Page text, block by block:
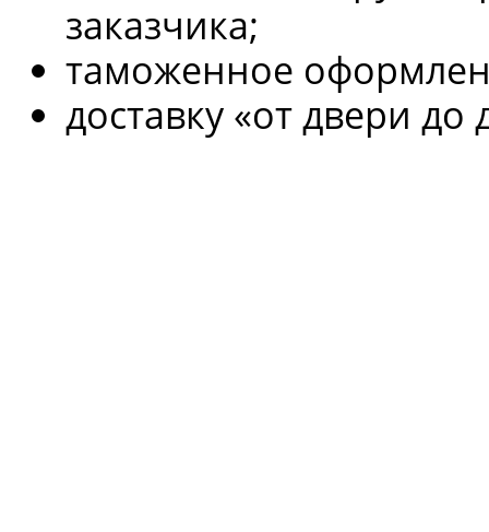
заказчика;
таможенное
доставку «от двери до